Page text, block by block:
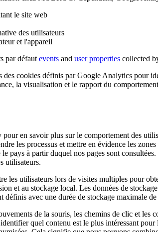
le site web
des utilisateurs
et l'appareil
par défaut events and user properties collected
cookies définis par Google Analytics pour
la visualisation et le rapport du
en savoir plus sur le comportement des
les processus et mettre en évidence les
pays à partir duquel nos pages sont
utilisateurs.
les utilisateurs lors de visites multiples pour
et au stockage local. Les données de
définis avec une durée de stockage maximale
de la souris, les chemins de clic et les
quel contenu est le plus intéressant